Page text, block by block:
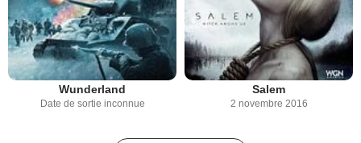
Wunderland
Date de sortie inconnue
Salem
2 novembre 2016